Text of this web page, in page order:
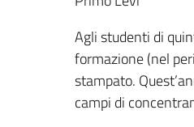
Agli studenti di
formazione (nel
stampato.
campi di